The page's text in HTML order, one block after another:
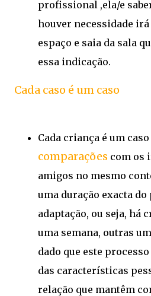
profissional ,ela/e
houver necessidade
espaço e saia da sala
essa indicação.
Cada caso é um caso
Cada criança é um
comparações com os
amigos no mesmo
uma duração exacta do
adaptação, ou seja, há
uma semana, outras
dado que este
das características
relação que mantêm